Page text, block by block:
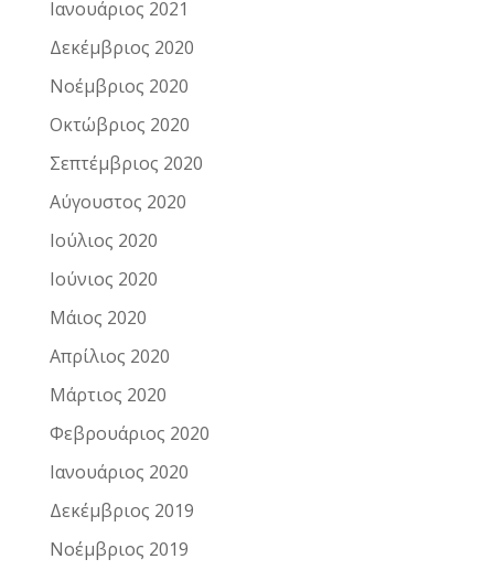
Ιανουάριος 2021
Δεκέμβριος 2020
Νοέμβριος 2020
Οκτώβριος 2020
Σεπτέμβριος 2020
Αύγουστος 2020
Ιούλιος 2020
Ιούνιος 2020
Μάιος 2020
Απρίλιος 2020
Μάρτιος 2020
Φεβρουάριος 2020
Ιανουάριος 2020
Δεκέμβριος 2019
Νοέμβριος 2019